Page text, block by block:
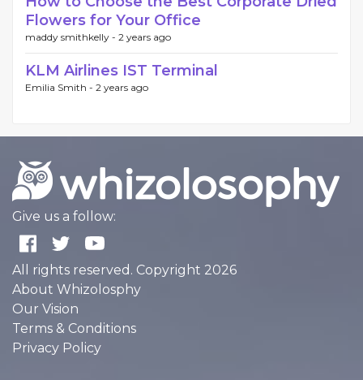
Flowers for Your Office
maddy smithkelly - 2 years ago
KLM Airlines IST Terminal
Emilia Smith - 2 years ago
Give us a follow:
All rights reserved. Copyright 2026
About Whizolosphy
Our Vision
Terms & Conditions
Privacy Policy